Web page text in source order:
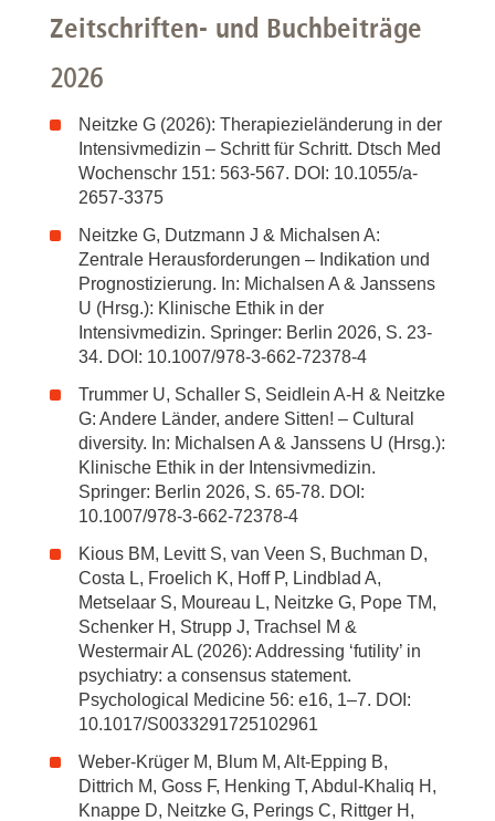
Zeitschriften- und Buchbeiträge
2026
Neitzke G (2026): Therapiezieländerung in der
Intensivmedizin – Schritt für Schritt. Dtsch Med
Wochenschr 151: 563-567. DOI: 10.1055/a-
2657-3375
Neitzke G, Dutzmann J & Michalsen A:
Zentrale Herausforderungen – Indikation und
Prognostizierung. In: Michalsen A & Janssens
U (Hrsg.): Klinische Ethik in der
Intensivmedizin. Springer: Berlin 2026, S. 23-
34. DOI: 10.1007/978-3-662-72378-4
Trummer U, Schaller S, Seidlein A-H & Neitzke
G: Andere Länder, andere Sitten! – Cultural
diversity. In: Michalsen A & Janssens U (Hrsg.):
Klinische Ethik in der Intensivmedizin.
Springer: Berlin 2026, S. 65-78. DOI:
10.1007/978-3-662-72378-4
Kious BM, Levitt S, van Veen S, Buchman D,
Costa L, Froelich K, Hoff P, Lindblad A,
Metselaar S, Moureau L, Neitzke G, Pope TM,
Schenker H, Strupp J, Trachsel M &
Westermair AL (2026): Addressing ‘futility’ in
psychiatry: a consensus statement.
Psychological Medicine 56: e16, 1–7. DOI:
10.1017/S0033291725102961
Weber-Krüger M, Blum M, Alt-Epping B,
Dittrich M, Goss F, Henking T, Abdul-Khaliq H,
Knappe D, Neitzke G, Perings C, Rittger H,